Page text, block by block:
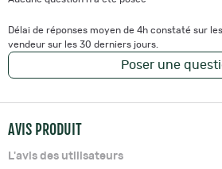
Délai de réponses moyen de 4h constaté sur
vendeur sur les 30 derniers jours.
Poser une
AVIS PRODUIT
L'avis des utilisateurs